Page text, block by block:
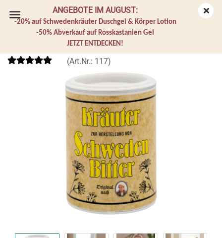
ANGEBOTE IM AUGUST:
-20% auf Schwedenkräuter Duschgel & Körper Lotion
-50% Abverkauf auf Rosskastanien Gel
JETZT ENTDECKEN!
Original Schwedenbitter Ansatzmischung
(Art.Nr.: 117)